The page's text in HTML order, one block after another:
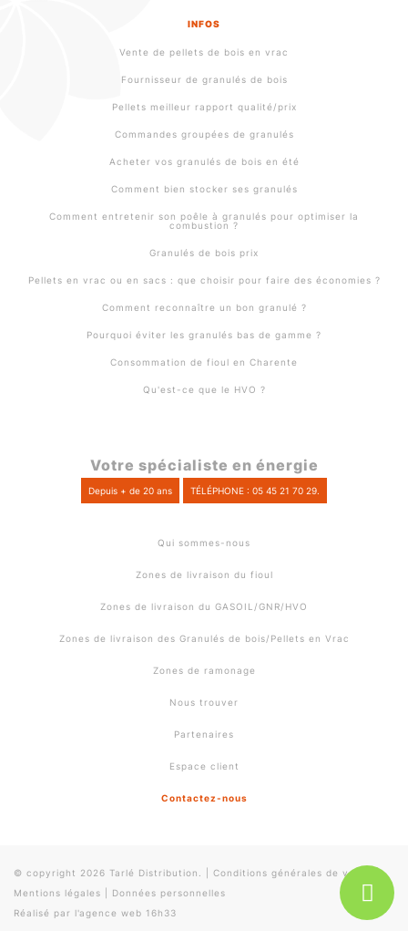
INFOS
Vente de pellets de bois en vrac
Fournisseur de granulés de bois
Pellets meilleur rapport qualité/prix
Commandes groupées de granulés
Acheter vos granulés de bois en été
Comment bien stocker ses granulés
Comment entretenir son poêle à granulés pour optimiser la
combustion ?
Granulés de bois prix
Pellets en vrac ou en sacs : que choisir pour faire des économies ?
Comment reconnaître un bon granulé ?
Pourquoi éviter les granulés bas de gamme ?
Consommation de fioul en Charente
Qu'est-ce que le HVO ?
Votre spécialiste en énergie
Depuis + de 20 ans TÉLÉPHONE : 05 45 21 70 29.
Qui sommes-nous
Zones de livraison du fioul
Zones de livraison du GASOIL/GNR/HVO
Zones de livraison des Granulés de bois/Pellets en Vrac
Zones de ramonage
Nous trouver
Partenaires
Espace client
Contactez-nous
© copyright 2026 Tarlé Distribution. Conditions générales de vente
|
Mentions légales
Données personnelles
Réalisé par l'agence web 16h33